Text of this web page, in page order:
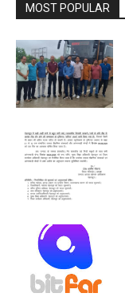
MOST POPULAR